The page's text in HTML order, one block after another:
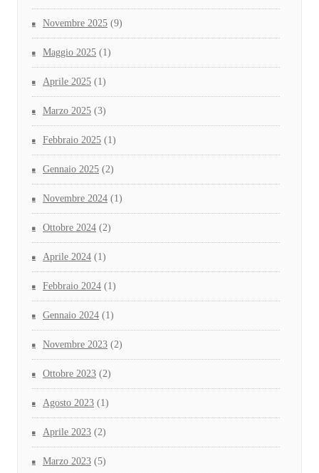
Novembre 2025 (9)
Maggio 2025 (1)
Aprile 2025 (1)
Marzo 2025 (3)
Febbraio 2025 (1)
Gennaio 2025 (2)
Novembre 2024 (1)
Ottobre 2024 (2)
Aprile 2024 (1)
Febbraio 2024 (1)
Gennaio 2024 (1)
Novembre 2023 (2)
Ottobre 2023 (2)
Agosto 2023 (1)
Aprile 2023 (2)
Marzo 2023 (5)